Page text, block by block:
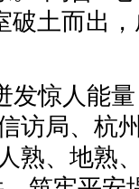
土而出
发惊人能
访局、
熟、地熟